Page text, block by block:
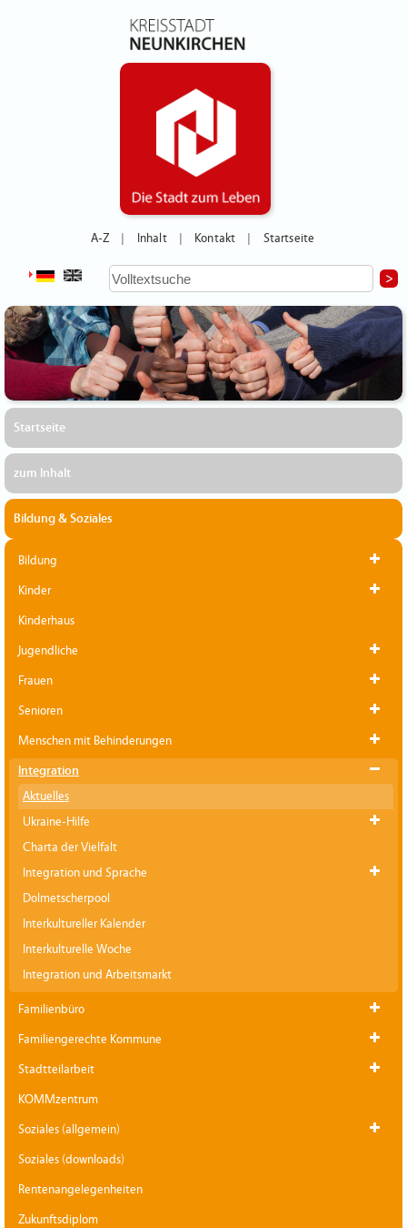
A-Z Inhalt Kontakt Startseite
Startseite
zum Inhalt
Bildung & Soziales
Bildung
Kinder
Kinderhaus
Jugendliche
Frauen
Senioren
Menschen mit Behinderungen
Integration
Aktuelles
Ukraine-Hilfe
Charta der Vielfalt
Integration und Sprache
Dolmetscherpool
Interkultureller Kalender
Interkulturelle Woche
Integration und Arbeitsmarkt
Familienbüro
Familiengerechte Kommune
Stadtteilarbeit
KOMMzentrum
Soziales (allgemein)
Soziales (downloads)
Rentenangelegenheiten
Zukunftsdiplom